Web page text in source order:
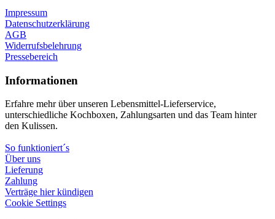
Impressum
Datenschutzerklärung
AGB
Widerrufsbelehrung
Pressebereich
Informationen
Erfahre mehr über unseren Lebensmittel-Lieferservice,
unterschiedliche Kochboxen, Zahlungsarten und das Team hinter
den Kulissen.
So funktioniert´s
Über uns
Lieferung
Zahlung
Verträge hier kündigen
Cookie Settings